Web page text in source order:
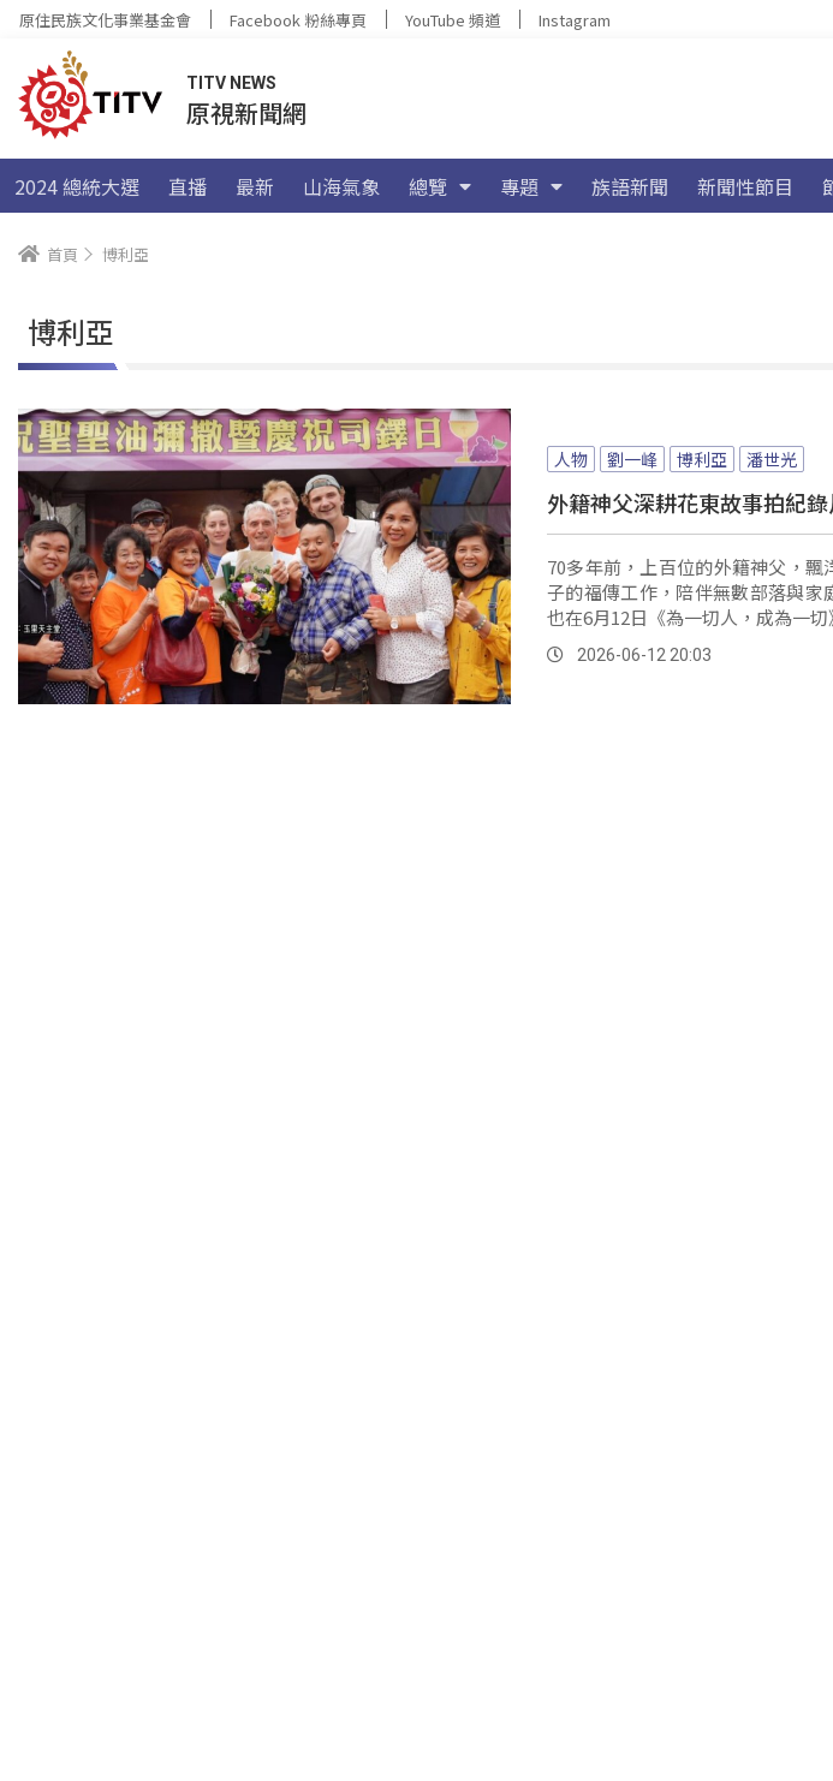
原住民族文化事業基金會 Facebook 粉絲專頁 YouTube 頻道 Instagram
TITV NEWS
原視新聞網
2024 總統大選 直播 最新 山海氣象 總覽 專題 族語新聞 新聞性節目
首頁 博利亞
博利亞
人物 劉一峰 博利亞 潘世光
外籍神父深耕花東故事拍紀
70多年前，上百位的外籍神父，
子的福傳工作，陪伴無數部落與家
也在6月12日《為一切人，成為一切
2026-06-12 20:03